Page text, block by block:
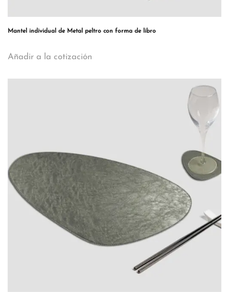
Mantel individual de Metal peltro con forma de libro
Añadir a la cotización